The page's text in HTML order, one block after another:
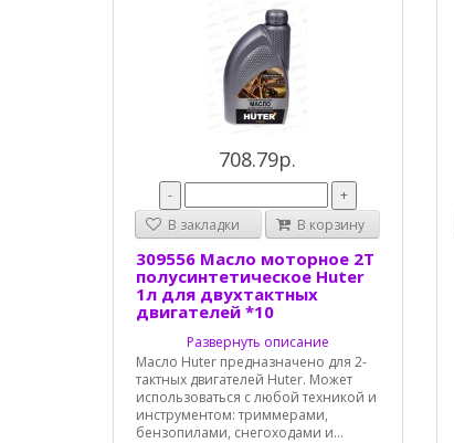
708.79р.
-
+
В закладки
В корзину
309556 Масло моторное 2T
полусинтетическое Huter
1л для двухтактных
двигателей *10
Развернуть описание
Масло Huter предназначено для 2-
тактных двигателей Huter. Может
использоваться с любой техникой и
инструментом: триммерами,
бензопилами, снегоходами и...